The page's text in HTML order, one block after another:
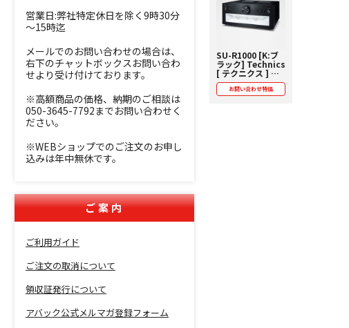
営業日:弊社特定休日を除く9時30分
～15時迄
メールでのお問い合わせの場合は、
右下のチャットボックスお問い合わ
せより受け付けております。
※高額商品の価格、納期のご相談は
050-3645-7792までお問い合わせく
ださい。
※WEBショップでのご注文のお申し
込みは年中無休です。
ご案内
ご利用ガイド
ご注文の取消について
領収証発行について
アバック公式メルマガ登録フォーム
SU-R1000 [K:ブ
ラック] Technics
[ テクニクス ] プ
リメインアンプ
【価格お問い合わ
せ用】
お問い合わせ特価